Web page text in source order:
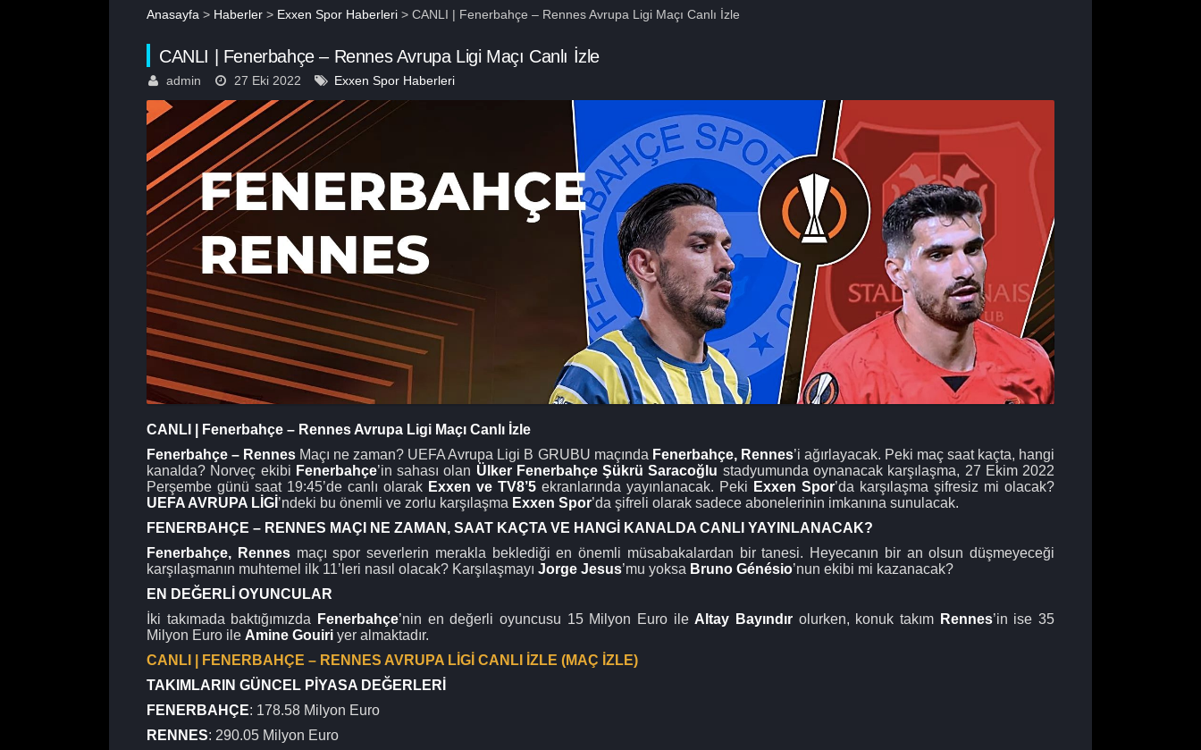
Anasayfa > Haberler > Exxen Spor Haberleri > CANLI | Fenerbahçe – Rennes Avrupa Ligi Maçı Canlı İzle
CANLI | Fenerbahçe – Rennes Avrupa Ligi Maçı Canlı İzle
admin 27 Eki 2022 Exxen Spor Haberleri
CANLI | Fenerbahçe – Rennes Avrupa Ligi Maçı Canlı İzle
Fenerbahçe – Rennes Maçı ne zaman? UEFA Avrupa Ligi B GRUBU maçında Fenerbahçe, Rennes’i ağırlayacak. Peki maç saat kaçta, hangi
kanalda? Norveç ekibi Fenerbahçe’in sahası olan Ülker Fenerbahçe Şükrü Saracoğlu stadyumunda oynanacak karşılaşma, 27 Ekim 2022
Perşembe günü saat 19:45’de canlı olarak Exxen ve TV8’5 ekranlarında yayınlanacak. Peki Exxen Spor’da karşılaşma şifresiz mi olacak?
UEFA AVRUPA LİGİ ’ndeki bu önemli ve zorlu karşılaşma Exxen Spor’da şifreli olarak sadece abonelerinin imkanına sunulacak.
FENERBAHÇE – RENNES MAÇI NE ZAMAN, SAAT KAÇTA VE HANGİ KANALDA CANLI YAYINLANACAK?
Fenerbahçe, Rennesmaçı spor severlerin merakla beklediği en önemli müsabakalardan bir tanesi. Heyecanın bir an olsun düşmeyeceği
karşılaşmanın muhtemel ilk 11’leri nasıl olacak? Karşılaşmayı Jorge Jesus’mu yoksa Bruno Génésio’nun ekibi mi kazanacak?
EN DEĞERLİ OYUNCULAR
İki takımada baktığımızda
Fenerbahçe’nin en değerli oyuncusu 15 Milyon Euro ile Altay Bayındır olurken, konuk takım Rennes’in ise 35
Milyon Euro ile Amine Gouiri yer almaktadır.
CANLI | FENERBAHÇE – RENNES AVRUPA LİGİ CANLI İZLE (MAÇ İZLE)
TAKIMLARIN GÜNCEL PİYASA DEĞERLERİ
FENERBAHÇE: 178.58 Milyon Euro
RENNES: 290.05 Milyon Euro